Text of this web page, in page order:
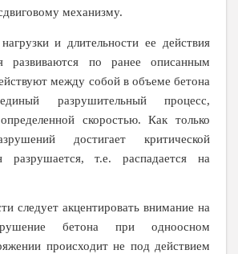
механизму.
и длительности ее действия
развиваются по ранее описанным
между собой в объеме бетона
разрушительный процесс,
скоростью. Как только
достигает критической
разрушается, т.е. распадается на
следует акцентировать внимание на
бетона при одноосном
происходит не под действием